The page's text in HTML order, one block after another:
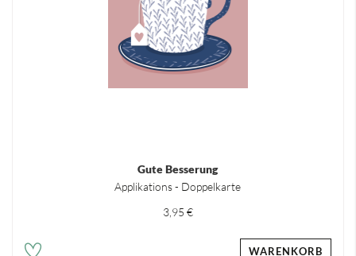
Gute Besserung
Applikations - Doppelkarte
3,95 €
WARENKORB